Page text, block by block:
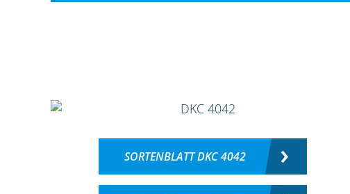
SORTENBLATT DKC 4042